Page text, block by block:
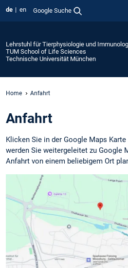
de en Google Suche
Lehrstuhl für Tierphysiologie und
TUM School of Life Sciences
Technische Universität München
Home Anfahrt
Anfahrt
Klicken Sie in der Google Maps
werden Sie weitergeleitet zu Google
Anfahrt von einem beliebigem Ort